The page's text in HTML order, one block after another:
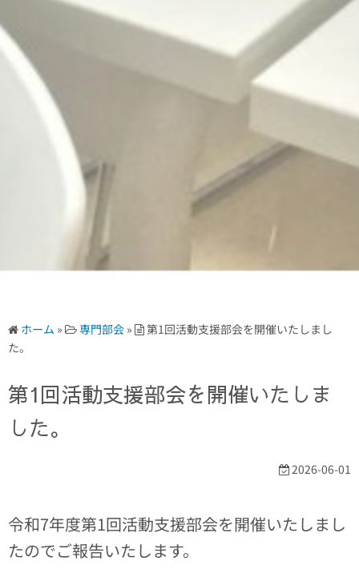
ホーム » 専門部会 »
第1回活動支援部会を開催いたしまし
た。
第1回活動支援部会を開催いたしま
した。
2026-06-01
令和7年度第1回活動支援部会を開催いたしまし
たのでご報告いたします。